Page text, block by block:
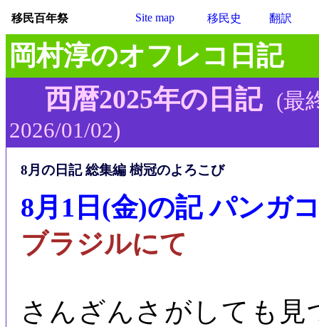
移民百年祭 Site map 移民史 翻訳
岡村淳のオフレコ日記
西暦2025年の日記 (最
2026/01/02)
8月の日記 総集編 樹冠のよろこび
8月1日(金)の記 パンガ
ブラジルにて
さんざんさがしても